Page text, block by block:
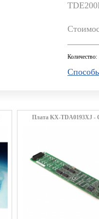
Количество:
Плата KX-TDA0193XJ -